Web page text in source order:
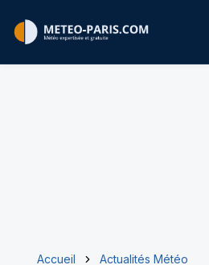
Accueil
Actualités Météo